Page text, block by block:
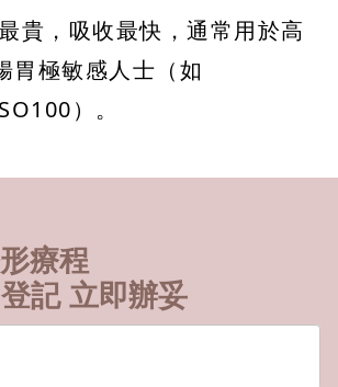
貴，吸收最快，通常用於高
胃極敏感人士（如
）。
療程
記 立即辦妥